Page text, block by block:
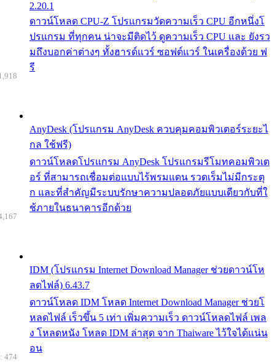
2.20.1
ดาวน์โหลด CPU-Z โปรแกรมวัดความเร็ว CPU อีกหนึ่งโ
ปรแกรม ที่ทุกคน น่าจะมีติดไว้ ดูความเร็ว CPU และ ยังรว
มถึงบอกค่าต่างๆ ทั้งฮารด์แวร์ ซอฟต์แวร์ ในเครื่องด้วย ฟ
รี
AnyDesk (โปรแกรม AnyDesk ควบคุมคอมพิวเตอร์ระยะไ
กล ใช้ฟรี)
ดาวน์โหลดโปรแกรม AnyDesk โปรแกรมรีโมทคอมพิวเต
อร์ ที่สามารถเชื่อมต่อแบบไร้พรมแดน รวดเร็มไม่มีกระตุ
ก และที่สำคัญมีระบบรักษาความปลอดภัยแบบเดียวกับที่ใ
ช้ภายในธนาคารอีกด้วย
IDM (โปรแกรม Internet Download Manager ช่วยดาวน์โห
ลดไฟล์) 6.43.7
ดาวน์โหลด IDM โหลด Internet Download Manager ช่วยโ
หลดไฟล์ เร็วขึ้น 5 เท่า เพิ่มความเร็ว ดาวน์โหลดไฟล์ เพล
ง โหลดหนัง โหลด IDM ล่าสุด จาก Thaiware ไว้ใจได้แน่น
อน
474